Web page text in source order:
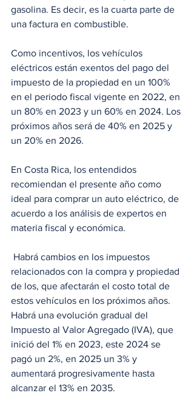
gasolina. Es decir, es la cuarta parte de
una factura en combustible.
Como incentivos, los vehículos
eléctricos están exentos del pago del
impuesto de la propiedad en un 100%
en el periodo fiscal vigente en 2022, en
un 80% en 2023 y un 60% en 2024. Los
próximos años será de 40% en 2025 y
un 20% en 2026.
En Costa Rica, los entendidos
recomiendan el presente año como
ideal para comprar un auto eléctrico, de
acuerdo a los análisis de expertos en
materia fiscal y económica.
relacionados con la compra y propiedad
de los, que afectarán el costo total de
estos vehículos en los próximos años.
Habrá una evolución gradual del
Impuesto al Valor Agregado (IVA), que
inició del 1% en 2023, este 2024 se
pagó un 2%, en 2025 un 3% y
aumentará progresivamente hasta
alcanzar el 13% en 2035.